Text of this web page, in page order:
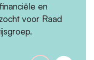
en
voor Raad